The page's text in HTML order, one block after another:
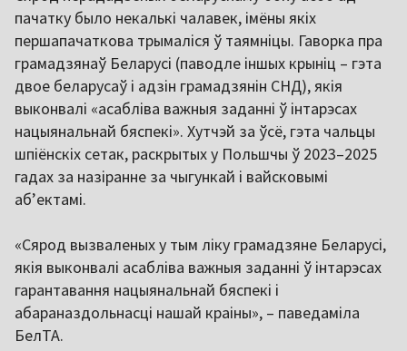
пачатку было некалькі чалавек, імёны якіх
першапачаткова трымаліся ў таямніцы. Гаворка пра
грамадзянаў Беларусі (паводле іншых крыніц – гэта
двое беларусаў і адзін грамадзянін СНД), якія
выконвалі «асабліва важныя заданні ў інтарэсах
нацыянальнай бяспекі». Хутчэй за ўсё, гэта чальцы
шпіёнскіх сетак, раскрытых у Польшчы ў 2023–2025
гадах за назіранне за чыгункай і вайсковымі
аб’ектамі.
«Сярод вызваленых у тым ліку грамадзяне Беларусі,
якія выконвалі асабліва важныя заданні ў інтарэсах
гарантавання нацыянальнай бяспекі і
абараназдольнасці нашай краіны», – паведаміла
БелТА.